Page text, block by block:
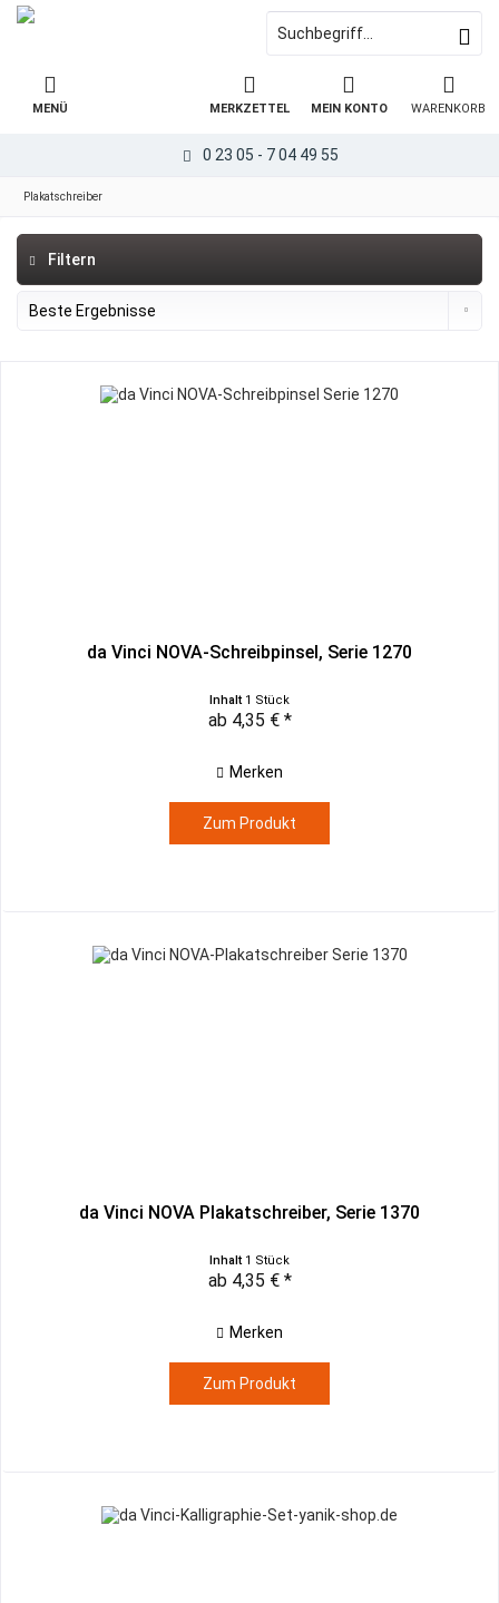
0 23 05 - 7 04 49 55
WARENKORB
MERKZETTEL MEIN KONTO
MENÜ
Plakatschreiber
Filtern
da Vinci NOVA-Schreibpinsel, Serie 1270
Inhalt 1 Stück
ab 4,35 € *
Merken
Zum Produkt
da Vinci NOVA Plakatschreiber, Serie 1370
Inhalt 1 Stück
ab 4,35 € *
Merken
Zum Produkt